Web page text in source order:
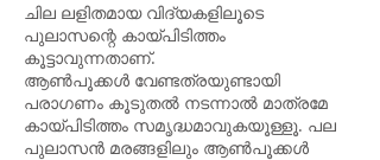
ചില ലളിതമായ വിദ്യകളിലൂടെ
പുലാസന്റെ കായ്പിടിത്തം
കൂട്ടാവുന്നതാണ്.
ആണ്‍പൂക്കള്‍ വേണ്ടത്രയുണ്ടായി
പരാഗണം കൂടുതല്‍ നടന്നാല്‍ മാത്രമേ
കായ്പിടിത്തം സമൃദ്ധമാവുകയൂള്ളൂ. പല
പുലാസന്‍ മരങ്ങളിലും ആണ്‍പൂക്കള്‍